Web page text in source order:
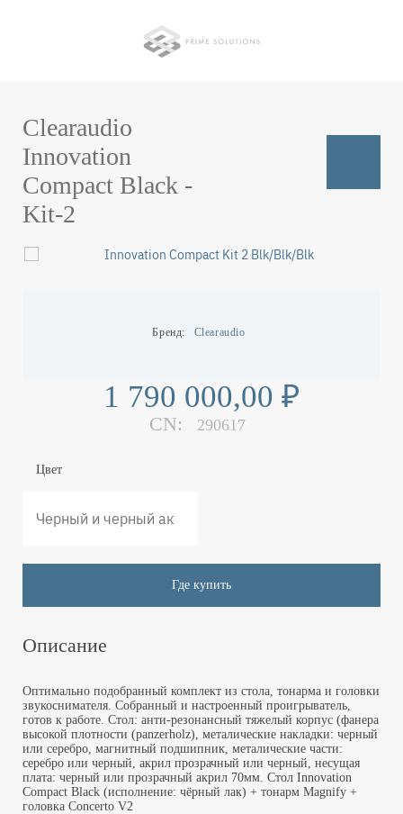
Clearaudio
Innovation
Compact Black -
Kit-2
Бренд Clearaudio
1 790 000,00 ₽
CN: 290617
Цвет
Где купить
Описание
Оптимально подобранный комплект из стола, тонарма и головки
звукоснимателя. Собранный и настроенный проигрыватель,
готов к работе. Стол: анти-резонансный тяжелый корпус (фанера
высокой плотности (panzerholz), металические накладки: черный
или серебро, магнитный подшипник, металические части:
серебро или черный, акрил прозрачный или черный, несущая
плата: черный или прозрачный акрил 70мм. Стол Innovation
Compact Black (исполнение: чёрный лак) + тонарм Magnify +
головка Concerto V2